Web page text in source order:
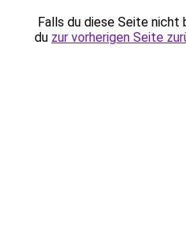
Falls du diese Seite
du zur vorherigen Seite